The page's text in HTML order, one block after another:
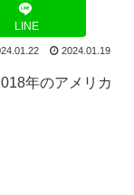
LINE
2024.01.19
年のアメリカ